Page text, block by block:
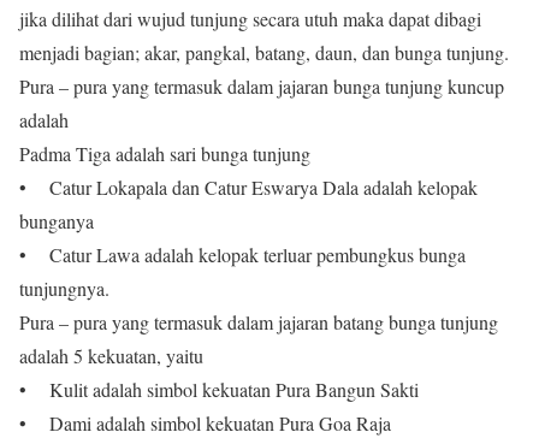
jika dilihat dari wujud tunjung secara utuh maka dapat dibagi
menjadi bagian; akar, pangkal, batang, daun, dan bunga tunjung.
Pura – pura yang termasuk dalam jajaran bunga tunjung kuncup
adalah
Padma Tiga adalah sari bunga tunjung
• Catur Lokapala dan Catur Eswarya Dala adalah kelopak
bunganya
• Catur Lawa adalah kelopak terluar pembungkus bunga
tunjungnya.
Pura – pura yang termasuk dalam jajaran batang bunga tunjung
adalah 5 kekuatan, yaitu
• Kulit adalah simbol kekuatan Pura Bangun Sakti
• Dami adalah simbol kekuatan Pura Goa Raja